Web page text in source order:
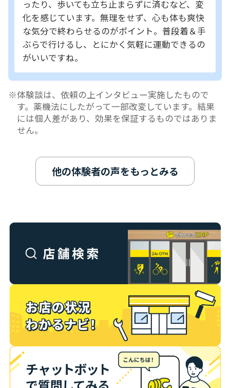
ったり、歩いても立ち止まらずに済むなど、変
化を感じています。無理をせず、心も体も爽快
な気分で終わらせるのがポイント。普段着＆手
ぶらで行けるし、とにかく気軽に運動できるの
がいいですね。
体験談は、依頼の上インタビュー実施したもので
す。薬機法にしたがって一部改変しています。結果
には個人差があり、効果を保証するものではありま
せん。
他の体験者の声をもっとみる